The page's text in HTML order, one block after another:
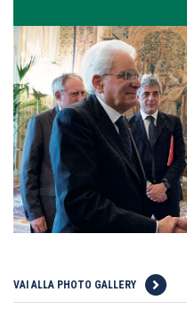
VAI ALLA PHOTO GALLERY